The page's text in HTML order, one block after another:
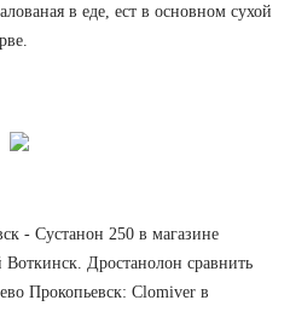
в еде, ест в основном сухой
- Сустанон 250 в магазине
Дростанолон сравнить
Прокопьевск: Clomiver в